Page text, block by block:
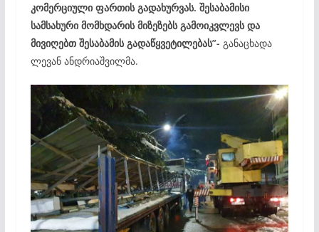
კომერციული ფართის გადახურვას. შესაბამისი
სამსახური მომხდარის მიზეზებს გამოიკვლევს და
მივიღებთ შესაბამის გადაწყვეტილებას”- განაცხადა
ლევან ანდრიაშვილმა.